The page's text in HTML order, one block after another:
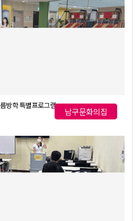
방학 특별프로그램 "방구석 비밀작전" 1주차
남구문화의집